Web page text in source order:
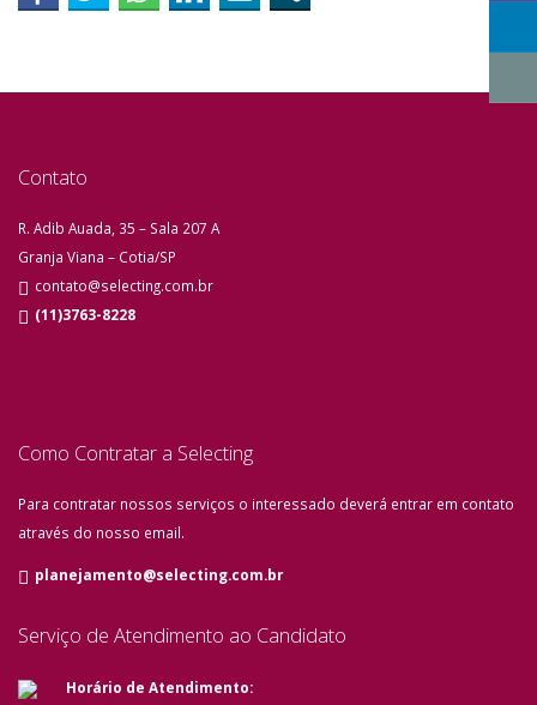
Contato
R. Adib Auada, 35 – Sala 207 A
Granja Viana – Cotia/SP
contato@selecting.com.br
(11)3763-8228
Como Contratar a Selecting
Para contratar nossos serviços o interessado deverá entrar em contato
através do nosso email.
planejamento@selecting.com.br
Serviço de Atendimento ao Candidato
Horário de Atendimento: